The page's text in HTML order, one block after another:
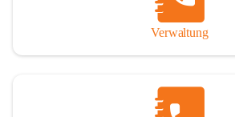
Verwaltung